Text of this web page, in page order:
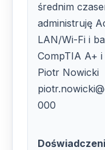
średnim
administruję
LAN/Wi-Fi i
CompTIA A+
Piotr
000